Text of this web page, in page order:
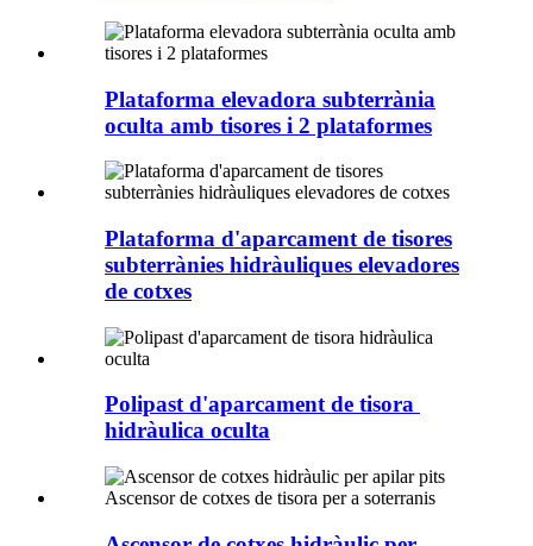
Plataforma elevadora subterrània
oculta amb tisores i 2 plataformes
Plataforma d'aparcament de tisores
subterrànies hidràuliques elevadores
de cotxes
Polipast d'aparcament de tisora ​​
hidràulica oculta